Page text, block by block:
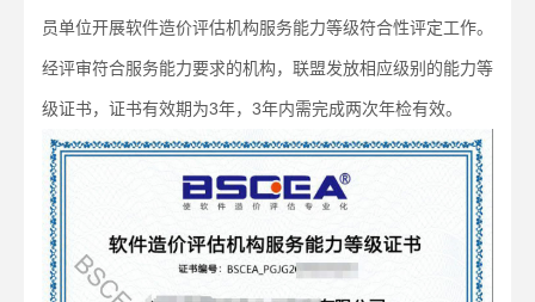
员单位开展软件造价评估机构服务能力等级符合性评定工作。
经评审符合服务能力要求的机构，联盟发放相应级别的能力等
级证书，证书有效期为3年，3年内需完成两次年检有效。